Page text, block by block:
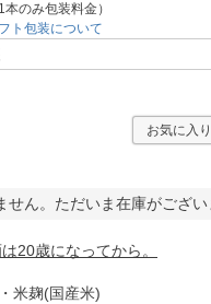
のみ包装料金）
ト包装について
お気に入
せん。ただいま在庫がござい
20歳になってから。
米麹(国産米)